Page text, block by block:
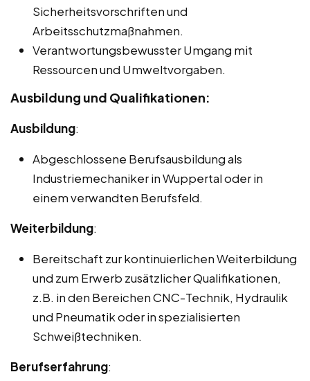
Sicherheitsvorschriften und
Arbeitsschutzmaßnahmen.
Verantwortungsbewusster Umgang mit
Ressourcen und Umweltvorgaben.
Ausbildung und Qualifikationen:
Ausbildung:
Abgeschlossene Berufsausbildung als
Industriemechaniker in Wuppertal oder in
einem verwandten Berufsfeld.
Weiterbildung:
Bereitschaft zur kontinuierlichen Weiterbildung
und zum Erwerb zusätzlicher Qualifikationen,
z.B. in den Bereichen CNC-Technik, Hydraulik
und Pneumatik oder in spezialisierten
Schweißtechniken.
Berufserfahrung: